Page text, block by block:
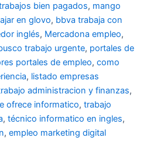
bien pagados, mango
en glovo, bbva trabaja con
inglés, Mercadona empleo,
trabajo urgente, portales de
portales de empleo, como
, listado empresas
administracion y finanzas,
ofrece informatico, trabajo
, técnico informatico en ingles,
, empleo marketing digital